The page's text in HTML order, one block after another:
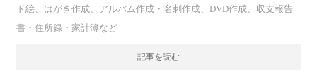
ド絵、はがき作成、アルバム作成・名刺作成、DVD作成、収支報告
書・住所録・家計簿など
記事を読む